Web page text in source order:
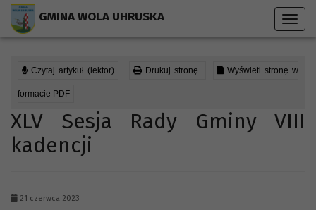
GMINA WOLA UHRUSKA
Czytaj artykuł (lektor) Drukuj stronę Wyświetl stronę w
formacie PDF
XLV Sesja Rady Gminy VIII
kadencji
21 czerwca 2023